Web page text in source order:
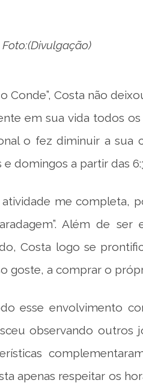
Foto:(Divulgação)
Conde”, Costa não
em sua vida todos
o fez diminuir a sua
domingos a partir das
atividade me completa,
Além de ser
Costa logo se
goste, a comprar o
esse envolvimento
observando outros
apenas respeitar os